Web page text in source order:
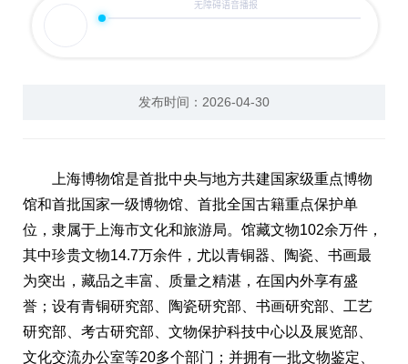
发布时间：2026-04-30
上海博物馆是首批中央与地方共建国家级重点博物
馆和首批国家一级博物馆、首批全国古籍重点保护单
位，隶属于上海市文化和旅游局。馆藏文物102余万件，
其中珍贵文物14.7万余件，尤以青铜器、陶瓷、书画最
为突出，藏品之丰富、质量之精湛，在国内外享有盛
誉；设有青铜研究部、陶瓷研究部、书画研究部、工艺
研究部、考古研究部、文物保护科技中心以及展览部、
文化交流办公室等20多个部门；并拥有一批文物鉴定、